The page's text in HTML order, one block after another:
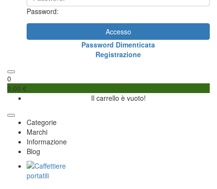
Password:
Accesso
Password Dimenticata
Registrazione
0
0,00 €
Il carrello è vuoto!
Categorie
Marchi
Informazione
Blog